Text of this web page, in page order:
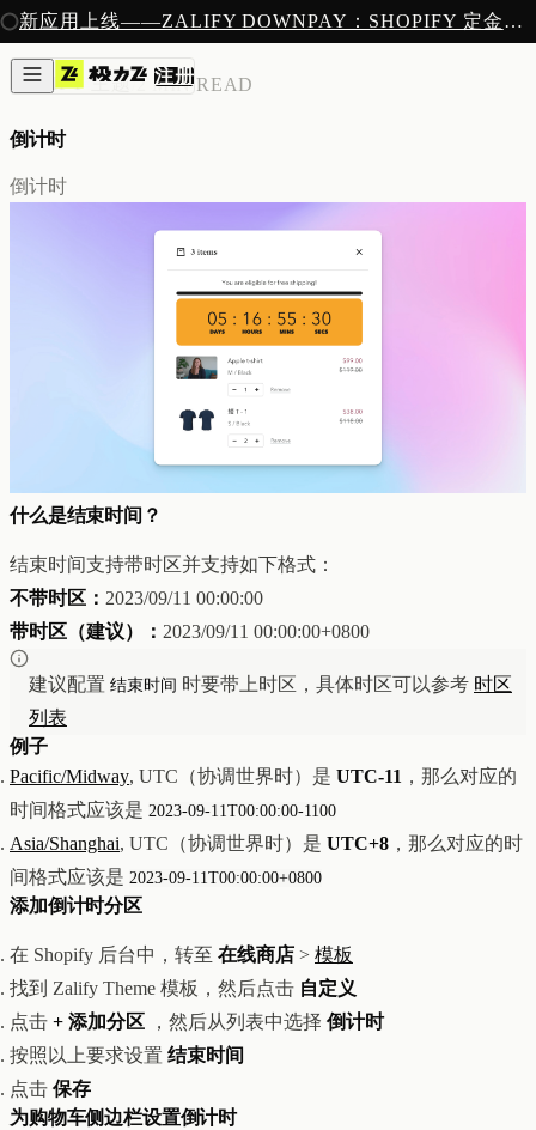
新应用上线——ZALIFY DOWNPAY：SHOPIFY 定金预售收款
注册
注册
产品
创作
邮件
AI 建站
落地页
获客
收款
Z1
REACH
ANA
达人与联盟营销
全部产品
服务
店铺搭建
达人营销
付费广告
案例
关于
博客
帮助
中文 联系我们
ZALIFY 主题/2 MIN READ
倒计时
倒计时
什么是结束时间？
结束时间支持带时区并支持如下格式：
不带时区： 2023/09/11 00:00:00
带时区（建议）： 2023/09/11 00:00:00+0800
建议配置 结束时间 时要带上时区，具体时区可以参考 时区
列表
例子
Pacific/Midway, UTC（协调世界时）是 UTC-11 ，那么对应的
时间格式应该是 2023-09-11T00:00:00-1100
Asia/Shanghai, UTC（协调世界时）是 UTC+8 ，那么对应的时
间格式应该是 2023-09-11T00:00:00+0800
添加倒计时分区
在 Shopify 后台中，转至 在线商店 > 模板
找到 Zalify Theme 模板，然后点击 自定义
点击 + 添加分区 ，然后从列表中选择 倒计时
按照以上要求设置 结束时间
点击 保存
为购物车侧边栏设置倒计时